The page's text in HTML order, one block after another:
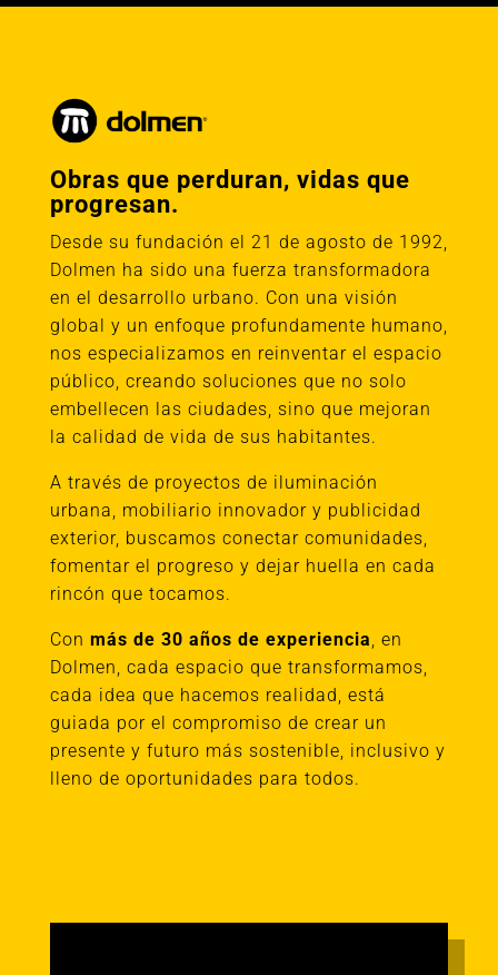
Obras que perduran, vidas que
progresan.
Desde su fundación el 21 de agosto de 1992,
Dolmen ha sido una fuerza transformadora
en el desarrollo urbano. Con una visión
global y un enfoque profundamente humano,
nos especializamos en reinventar el espacio
público, creando soluciones que no solo
embellecen las ciudades, sino que mejoran
la calidad de vida de sus habitantes.
A través de proyectos de iluminación
urbana, mobiliario innovador y publicidad
exterior, buscamos conectar comunidades,
fomentar el progreso y dejar huella en cada
rincón que tocamos.
Con más de 30 años de experiencia, en
Dolmen, cada espacio que transformamos,
cada idea que hacemos realidad, está
guiada por el compromiso de crear un
presente y futuro más sostenible, inclusivo y
lleno de oportunidades para todos.